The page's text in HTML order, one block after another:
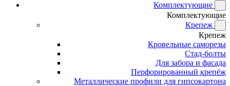
Комплектующие
Комплектующие
Крепеж
Крепеж
Кровельные саморезы
Стад-болты
Для забора и фасада
Перфорированный крепёж
Металлические профили для гипсокартона